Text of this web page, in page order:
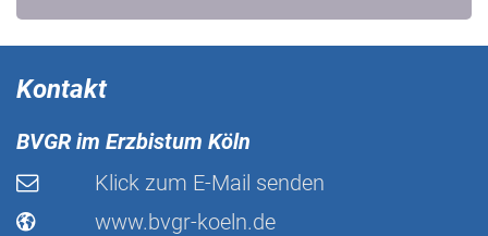
Kontakt
BVGR im Erzbistum Köln
Klick zum E-Mail senden
www.bvgr-koeln.de